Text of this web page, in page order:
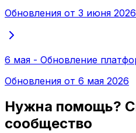
Обновления от 3 июня
6 мая - Обновление
Обновления от 6 мая 2026
Нужна помощь?
сообщество